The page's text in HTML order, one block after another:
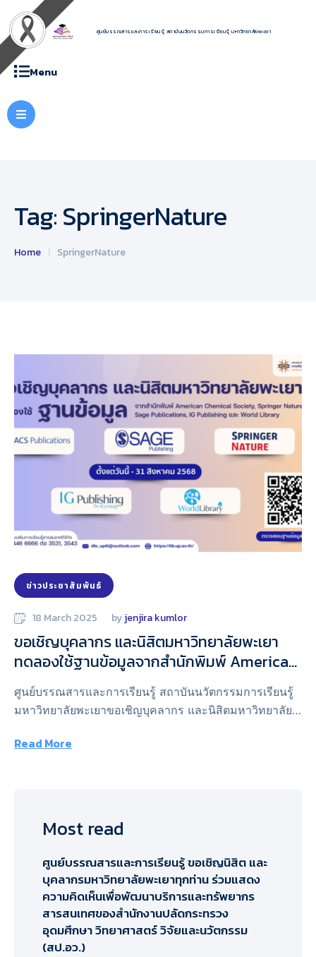
ศูนย์บรรณสารและการเรียนรู้ สถาบันนวัตกรรมการเรียนรู้ มหาวิทยาลัยพะเยา
Menu
Tag:SpringerNature
Home | SpringerNature
ข่าวประชาสัมพันธ์
18 March 2025 by jenjira kumlor
ขอเชิญบุคลากร และนิสิตมหาวิทยาลัยพะเยา
ทดลองใช้ฐานข้อมูลจากสำนักพิมพ์ American
Chemical Society, Springer Nature, Sage
Publications, IG Publishing และ World
Library
ศูนย์บรรณสารและการเรียนรู้ สถาบันนวัตกรรมการเรียนรู้
มหาวิทยาลัยพะเยาขอเชิญบุคลากร และนิสิตมหาวิทยาลัย
Chemical Society, Springer Nature, Sage Publications,
Read More
Most read
ศูนย์บรรณสารและการเรียนรู้ ขอเชิญนิสิต และ
บุคลากรมหาวิทยาลัยพะเยาทุกท่าน ร่วมแสดง
ความคิดเห็นเพื่อพัฒนาบริการและทรัพยากร
สารสนเทศของสำนักงานปลัดกระทรวง
อุดมศึกษา วิทยาศาสตร์ วิจัยและนวัตกรรม
(สป.อว.)​